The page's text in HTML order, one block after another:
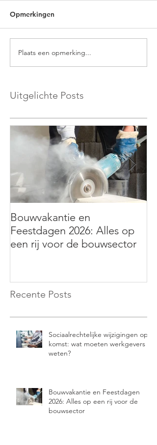
Opmerkingen
Plaats een opmerking...
Uitgelichte Posts
Bouwvakantie en
Feestdagen 2026: Alles op
een rij voor de bouwsector
Recente Posts
Sociaalrechtelijke wijzigingen op
komst: wat moeten werkgevers
weten?
Bouwvakantie en Feestdagen
2026: Alles op een rij voor de
bouwsector